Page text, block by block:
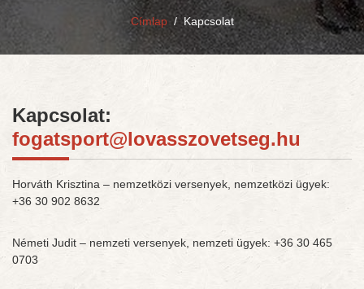
Címlap /Kapcsolat
Kapcsolat:
fogatsport@lovasszovetseg.hu
Horváth Krisztina – nemzetközi versenyek, nemzetközi ügyek:
+36 30 902 8632
Németi Judit – nemzeti versenyek, nemzeti ügyek: +36 30 465
0703